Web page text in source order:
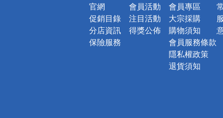
官網
促銷目錄
分店資訊
保險服務
會員活動
注目活動
得獎公佈
會員專區
大宗採購
購物須知
會員服務條款
隱私權政策
退貨須知